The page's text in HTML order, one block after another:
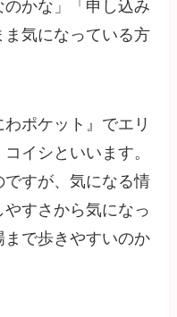
のかな」「申し込み
気になっている方
ポケット』でエリ
イシといいます。
すが、気になる情
すさから気になっ
で歩きやすいのか